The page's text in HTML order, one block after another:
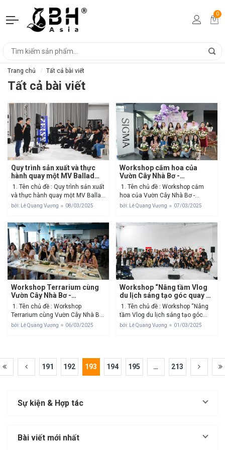
0
Trang chủ Tất cả bài viết
Tất cả bài viết
Quy trình sản xuất và thực
hành quay một MV Ballad
đơn giản
1. Tên chủ đề : Quy trình sản xuất
và thực hành quay một MV Ballad
đơn giản 2. Thông tin sự kiện: -
điểm: Nina Next Space - số 180/1
Nguyễn Tất Thành, Quận 4,...
bởi: Lê Quang Vương 08/03/2025
Workshop cắm hoa của
Vườn Cây Nhà Bơ -
Terrarium Workshop
1. Tên chủ đề : Workshop cắm
hoa của Vườn Cây Nhà Bơ -
Terrarium Workshop 2. Thông tin
07.03.2025 - Địa điểm: Vườn Cây
Nhà Bơ - Terrarium Workshop -
bởi: Lê Quang Vương 07/03/2025
Workshop Terrarium cùng
Vườn Cây Nhà Bơ -
Terrarium Workshop
1. Tên chủ đề : Workshop
Terrarium cùng Vườn Cây Nhà Bơ
- Terrarium Workshop 2. Thông tin
Nguyễn Đình Chính, phường Cầu
Kiệu,...
bởi: Lê Quang Vương 06/03/2025
Workshop “Nâng tầm Vlog
du lịch sáng tạo góc quay ấn
tượng"
1. Tên chủ đề : Workshop “Nâng
tầm Vlog du lịch sáng tạo góc
quay ấn tượng" 2. Thông tin sự
bởi: Lê Quang Vương 01/03/2025
191 192 193 194 195 … 213
Sự kiện & Hợp tác
Bài viết mới nhất